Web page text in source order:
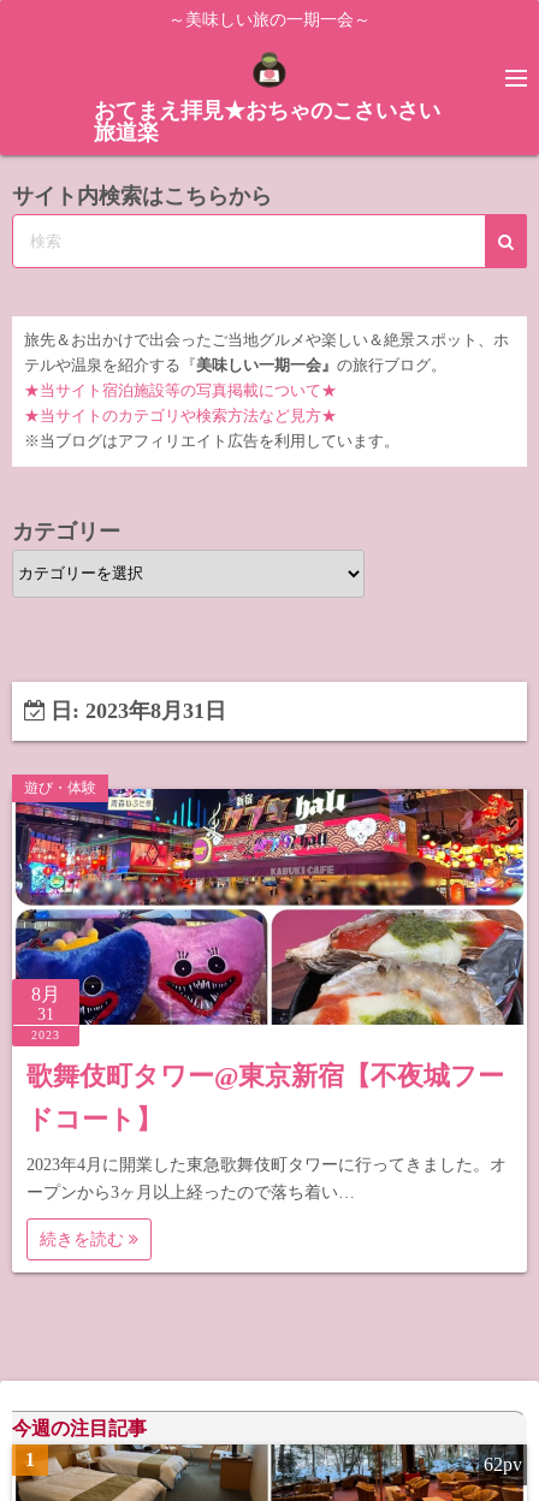
ス
ッ
～美味しい旅の一期一会～
おてまえ拝見★おちゃのこさいさい
旅道楽
サイト内検索はこちらから
旅先＆お出かけで出会ったご当地グルメや楽しい＆絶景スポット、ホ
テルや温泉を紹介する『 美味しい一期一会』 の旅行ブログ。
★当サイト宿泊施設等の写真掲載について★
★当サイトのカテゴリや検索方法など見方★
※当ブログはアフィリエイト広告を利用しています。
カテゴリー
カ
テ
ー
日: 2023年8月31日
遊び・体験
8月
31
2023
歌舞伎町タワー@東京新宿【不夜城フー
ドコート】
2023年4月に開業した東急歌舞伎町タワーに行ってきました。オ
ープンから3ヶ月以上経ったので落ち着い…
続きを読む
今週の注目記事
1
62pv